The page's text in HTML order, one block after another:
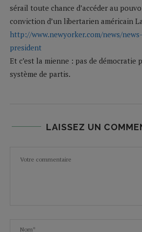
sérail toute chance d’accéder au
conviction d’un libertarien américain
http://www.newyorker.com/news/
president
Et c’est la mienne : pas de démocratie
système de partis.
LAISSEZ UN